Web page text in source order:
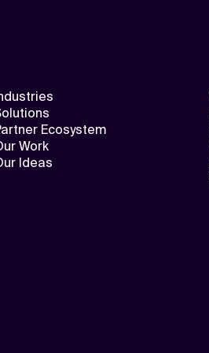
Ecosystem
Work
Ideas